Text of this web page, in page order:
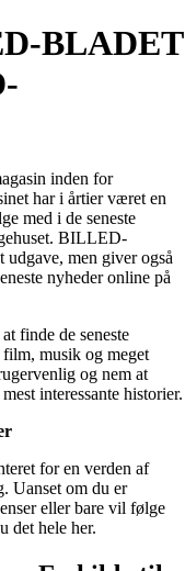
BLADET
inden for
har i årtier været en
med i de seneste
BILLED-
men giver også
nyheder online på
finde de seneste
film, musik og meget
og nem at
interessante historier.
for en verden af
Uanset om du er
eller bare vil følge
det hele her.